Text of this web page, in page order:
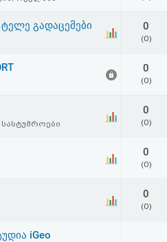
ტელე გადაცემები 0
(0)
0
(0)
0
(0)
0
(0)
0
(0)
iGeo